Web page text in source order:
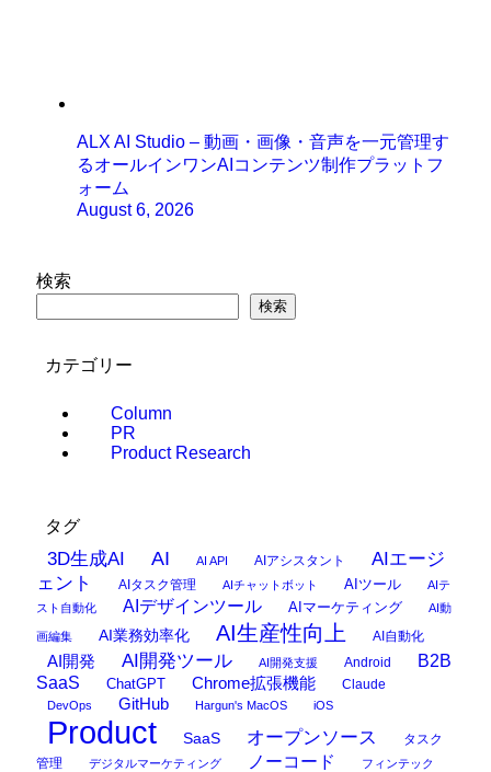
ALX AI Studio – 動画・画像・音声を一元管理す
るオールインワンAIコンテンツ制作プラットフ
ォーム
August 6, 2026
検索
検索
カテゴリー
Column
PR
Product Research
タグ
3D生成AI AI AI API AIアシスタント
AIエージ
ェント
AIタスク管理 AIチャットボット AIツール
AIテ
スト自動化
AIデザインツール AIマーケティング AI動
画編集 AI業務効率化 AI生産性向上 AI自動化
AI開発 AI開発ツール AI開発支援 Android
B2B
SaaS
ChatGPT Chrome拡張機能 Claude
DevOps GitHub Hargun's MacOS iOS
Product SaaS オープンソース
タスク
管理
デジタルマーケティング ノーコード フィンテック